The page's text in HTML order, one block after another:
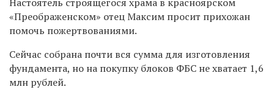
«Преображенском» отец Максим просит прихожан
помочь пожертвованиями.
Сейчас собрана почти вся сумма для изготовления
фундамента, но на покупку блоков ФБС не хватает 1,6
млн рублей.